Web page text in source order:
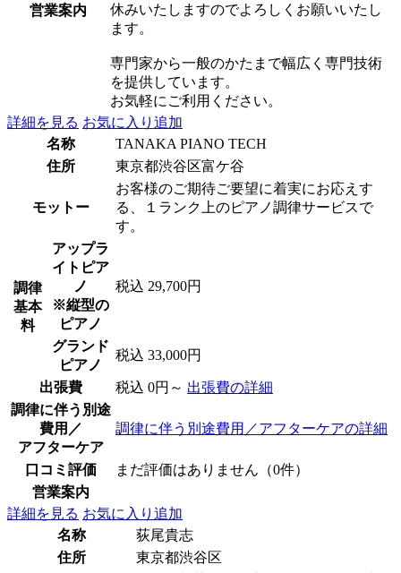
営業案内
休みいたしますのでよろしくお願いいたし
ます。
専門家から一般のかたまで幅広く専門技術
を提供しています。
お気軽にご利用ください。
詳細を見る お気に入り追加
名称
TANAKA PIANO TECH
住所
東京都渋谷区富ケ谷
モットー
お客様のご期待ご要望に着実にお応えす
る、１ランク上のピアノ調律サービスで
す。
調律
基本
料
アップラ
イトピア
ノ
※縦型の
ピアノ
税込 29,700円
グランド
ピアノ
税込 33,000円
出張費 税込 0円～ 出張費の詳細
調律に伴う別途
費用／
アフターケア
調律に伴う別途費用／アフターケアの詳細
口コミ評価
まだ評価はありません（0件）
営業案内
詳細を見る お気に入り追加
名称
荻尾貴志
住所
東京都渋谷区